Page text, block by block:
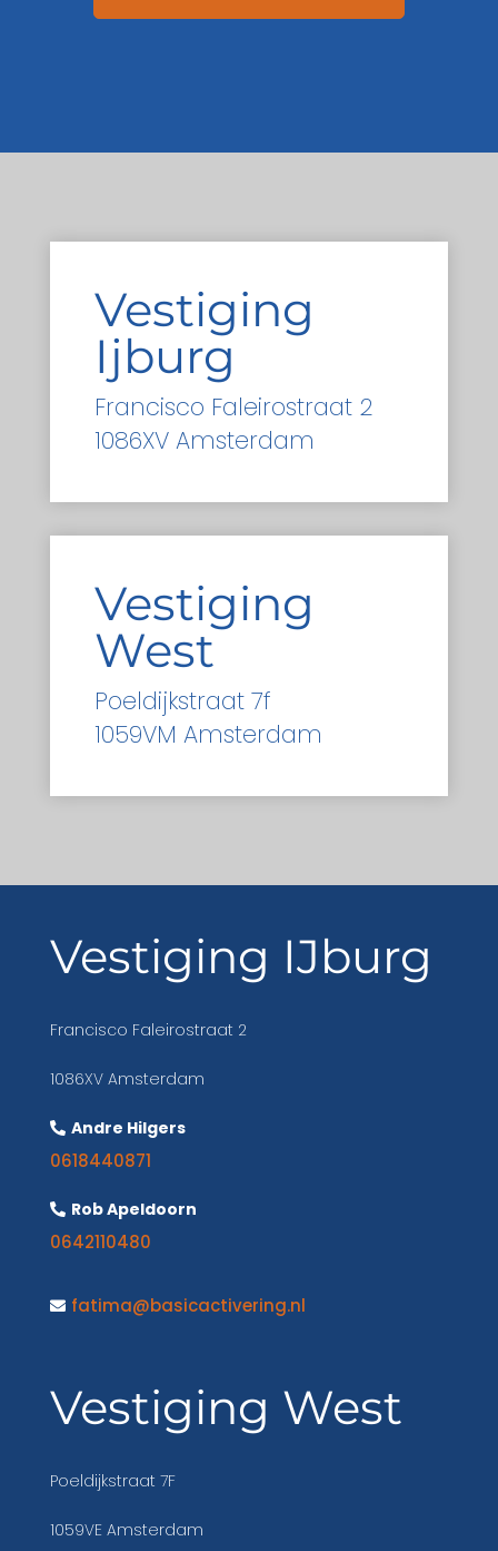
Vestiging
Ijburg
Francisco Faleirostraat 2
1086XV Amsterdam
Vestiging
West
Poeldijkstraat 7f
1059VM Amsterdam
Vestiging IJburg
Francisco Faleirostraat 2
1086XV Amsterdam
Andre Hilgers
0618440871
Rob Apeldoorn
0642110480
fatima@basicactivering.nl
Vestiging West
Poeldijkstraat 7F
1059VE Amsterdam